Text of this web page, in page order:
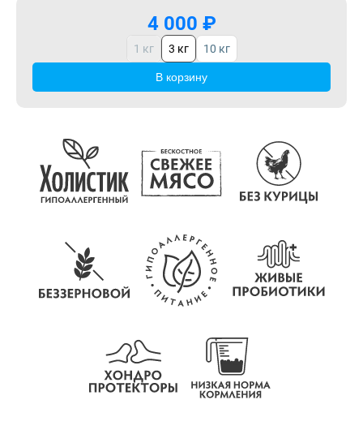
4 000 ₽
1 кг 3 кг 10 кг
В корзину